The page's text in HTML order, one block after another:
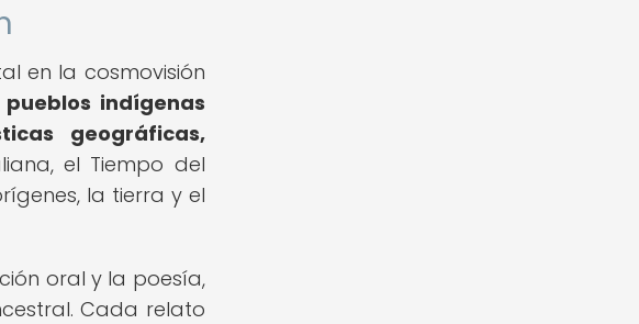
en la cosmovisión
indígenas
geográficas,
el Tiempo del
la tierra y el
oral y la poesía,
Cada relato